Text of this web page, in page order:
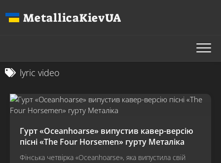
до
MetallicaKievUA
lyric video
Гурт «Oceanhoarse» випустив кавер-версію
пісні «The Four Horsemen» гурту Металіка
Фінська четвірка «Oceanhoarse», яка випустила свій